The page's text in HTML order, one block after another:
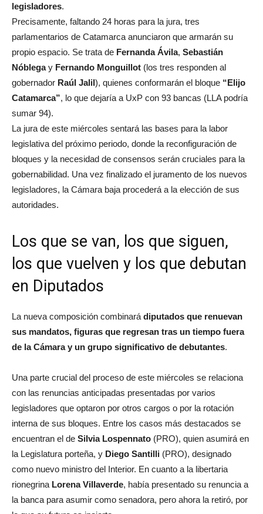
legisladores.
Precisamente, faltando 24 horas para la jura, tres
parlamentarios de Catamarca anunciaron que armarán su
propio espacio. Se trata de Fernanda Ávila, Sebastián
Nóblegay Fernando Monguillot (los tres responden al
gobernador Raúl Jalil ), quienes conformarán el bloque “Elijo
Catamarca”, lo que dejaría a UxP con 93 bancas (LLA podría
sumar 94).
La jura de este miércoles sentará las bases para la labor
legislativa del próximo periodo, donde la reconfiguración de
bloques y la necesidad de consensos serán cruciales para la
gobernabilidad. Una vez finalizado el juramento de los nuevos
legisladores, la Cámara baja procederá a la elección de sus
autoridades.
Los que se van, los que siguen,
los que vuelven y los que debutan
en Diputados
La nueva composición combinarádiputados que renuevan
sus mandatos, figuras que regresan tras un tiempo fuera
de la Cámara y un grupo significativo de debutantes.
Una parte crucial del proceso de este miércoles se relaciona
con las renuncias anticipadas presentadas por varios
legisladores que optaron por otros cargos o por la rotación
interna de sus bloques. Entre los casos más destacados se
encuentran el de Silvia Lospennato (PRO), quien asumirá en
la Legislatura porteña, y Diego Santilli (PRO), designado
como nuevo ministro del Interior. En cuanto a la libertaria
rionegrina Lorena Villaverde, había presentado su renuncia a
la banca para asumir como senadora, pero ahora la retiró, por